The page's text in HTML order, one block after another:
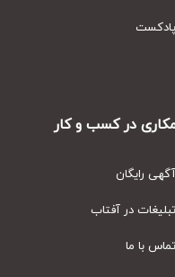
در کسب و کار
رایگان
در آفتاب
با ما